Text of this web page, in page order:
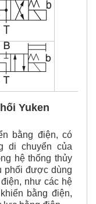
Yuken
bằng điện, có
di chuyển của
hệ thống thủy
phối được dùng
như các hệ
bằng điện,